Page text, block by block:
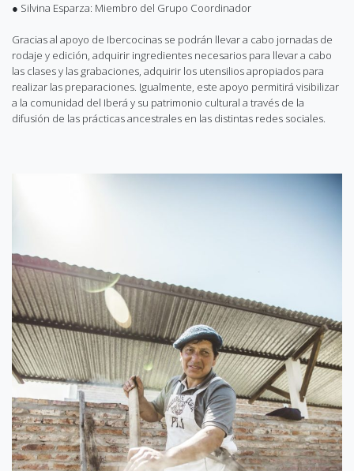
● Silvina Esparza: Miembro del Grupo Coordinador
Gracias al apoyo de Ibercocinas se podrán llevar a cabo jornadas de
rodaje y edición, adquirir ingredientes necesarios para llevar a cabo
las clases y las grabaciones, adquirir los utensilios apropiados para
realizar las preparaciones. Igualmente, este apoyo permitirá visibilizar
a la comunidad del Iberá y su patrimonio cultural a través de la
difusión de las prácticas ancestrales en las distintas redes sociales.